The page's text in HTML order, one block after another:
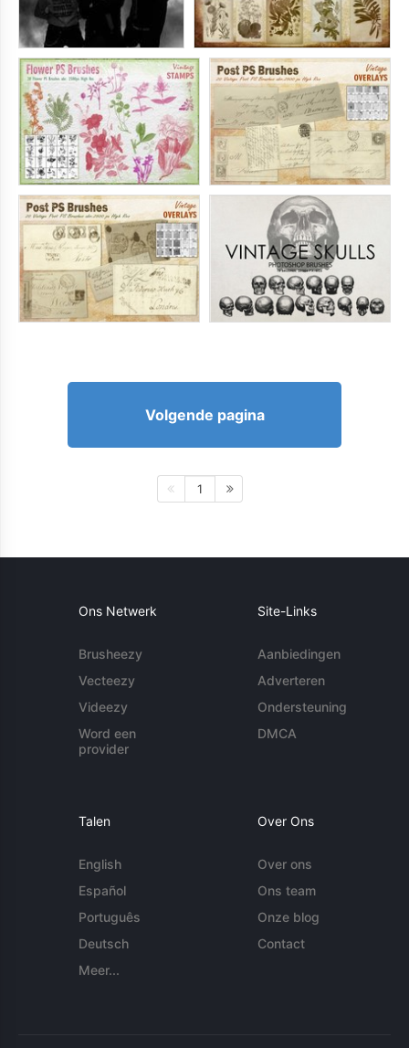
Volgende pagina
1
Ons Netwerk
Brusheezy
Vecteezy
Videezy
Word een
provider
Site-Links
Aanbiedingen
Adverteren
Ondersteuning
DMCA
Talen
English
Español
Português
Deutsch
Meer...
Over Ons
Over ons
Ons team
Onze blog
Contact